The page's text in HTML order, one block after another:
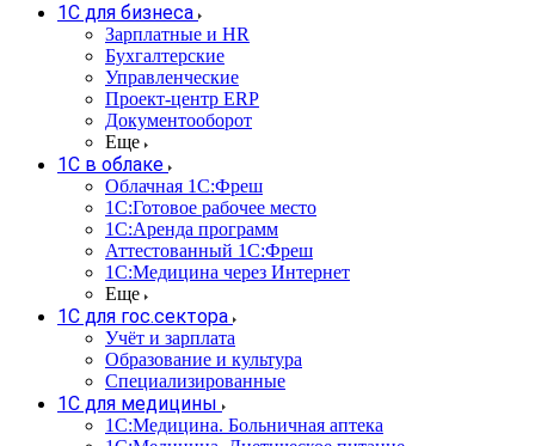
1С для бизнеса
Зарплатные и HR
Бухгалтерские
Управленческие
Проект-центр ERP
Документооборот
Еще
1C в облаке
Облачная 1С:Фреш
1С:Готовое рабочее место
1C:Аренда программ
Аттестованный 1С:Фреш
1С:Медицина через Интернет
Еще
1С для гос.сектора
Учёт и зарплата
Образование и культура
Специализированные
1С для медицины
1С:Медицина. Больничная аптека